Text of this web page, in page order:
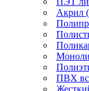
Акрил
ПВХ